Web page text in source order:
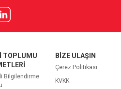
TOPLUMU
Bilgilendirme
BİZE ULAŞIN
Çerez Politikası
KVKK